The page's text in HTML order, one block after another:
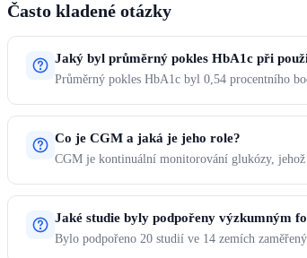
Často kladené otázky
Jaký byl průměrný pokles HbA1c při
Průměrný pokles HbA1c byl 0,54 procentního
Co je CGM a jaká je jeho role?
CGM je kontinuální monitorování glukózy,
Jaké studie byly podpořeny výzkumným
Bylo podpořeno 20 studií ve 14 zemích